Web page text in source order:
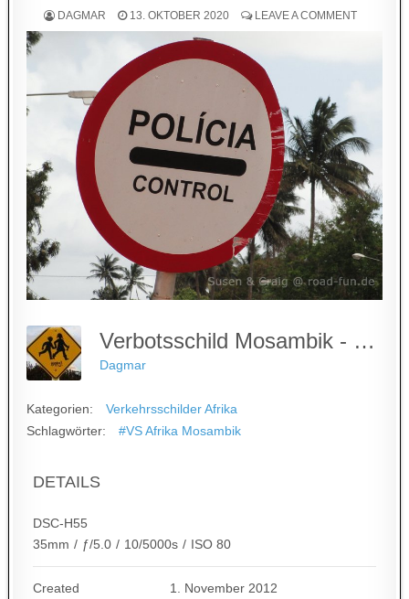
DAGMAR 13. OKTOBER 2020 LEAVE A COMMENT
Verbotsschild Mosambik - Stopp Polizei Kontrolle
Dagmar
Kategorien:
Verkehrsschilder Afrika
Schlagwörter:
#VS Afrika Mosambik
DETAILS
DSC-H55
35mm / ƒ/5.0 / 10/5000s / ISO 80
Created
1. November 2012